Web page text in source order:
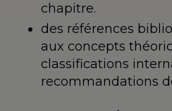
chapitre.
des références
aux concepts
classifications
recommandations